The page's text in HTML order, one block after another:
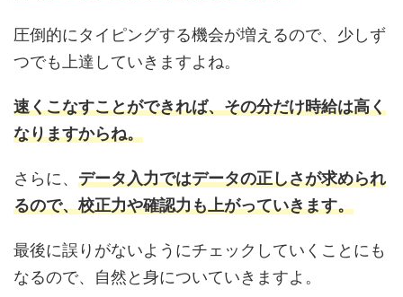
圧倒的にタイピングする機会が増えるので、少しず
つでも上達していきますよね。
速くこなすことができれば、その分だけ時給は高く
なりますからね。
さらに、 データ入力ではデータの正しさが求められ
るので、校正力や確認力も上がっていきます。
最後に誤りがないようにチェックしていくことにも
なるので、自然と身についていきますよ。